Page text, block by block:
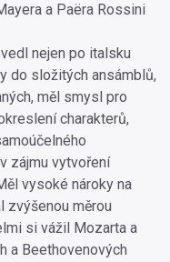
a Paëra Rossini
nejen po italsku
do složitých ansámblů,
měl smysl pro
charakterů,
zájmu vytvoření
vysoké nároky na
zvýšenou měrou
si vážil Mozarta a
a Beethovenových